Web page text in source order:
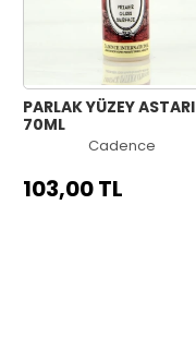
PARLAK YÜZEY ASTARI
70ML
Cadence
103,00 TL